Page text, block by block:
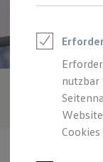
ONE
Kauf &
Online-
nutzbar